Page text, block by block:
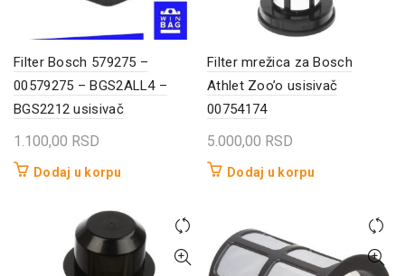
Filter Bosch 579275 –
00579275 – BGS2ALL4 –
BGS2212 usisivač
1.100,00 RSD
Dodaj u korpu
Filter mrežica za Bosch
Athlet Zoo’o usisivač
00754174
5.000,00 RSD
Dodaj u korpu